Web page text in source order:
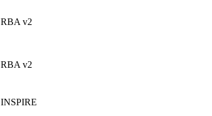
RBA v2
RBA v2
INSPIRE